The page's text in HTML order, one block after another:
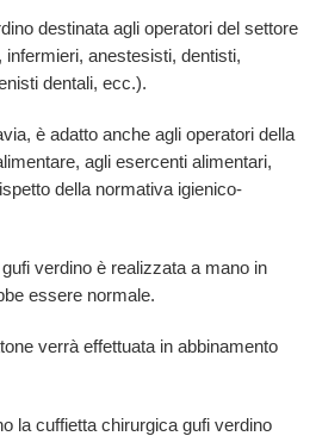
destinata agli operatori del settore
anestesisti, dentisti,
dentali, ecc.).
è adatto anche agli operatori della
agli esercenti alimentari,
della normativa igienico-
verdino è realizzata a mano in
essere normale.
verrà effettuata in abbinamento
la cuffietta chirurgica gufi verdino